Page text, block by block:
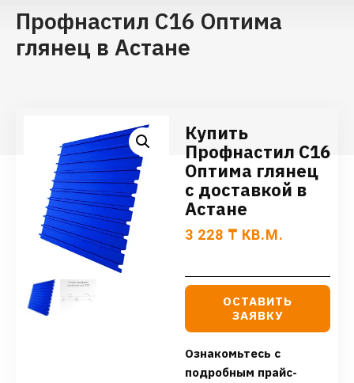
Профнастил С16 Оптима
глянец в Астане
Купить
Профнастил С16
Оптима глянец
с доставкой в
Астане
3 228 ₸ КВ.М.
ОСТАВИТЬ
ЗАЯВКУ
Ознакомьтесь с
подробным прайс-